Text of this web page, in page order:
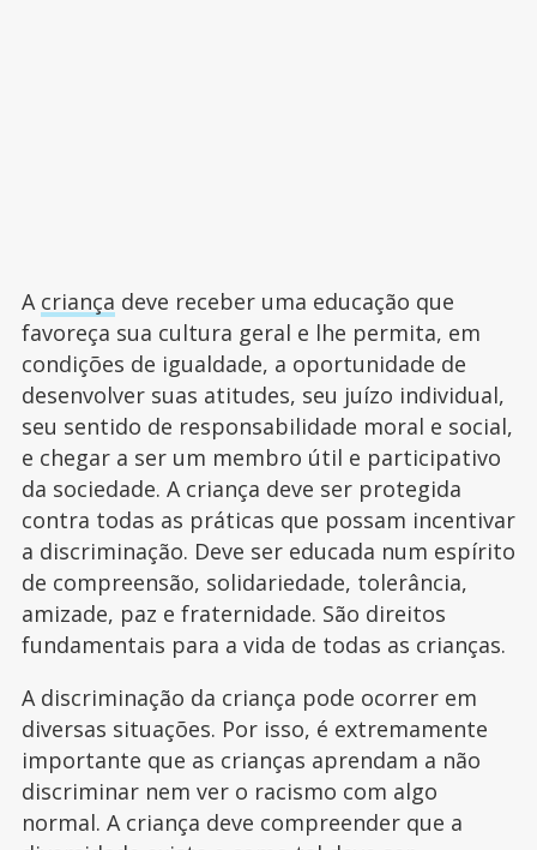
A criança deve receber uma educação que
favoreça sua cultura geral e lhe permita, em
condições de igualdade, a oportunidade de
desenvolver suas atitudes, seu juízo individual,
seu sentido de responsabilidade moral e social,
e chegar a ser um membro útil e participativo
da sociedade. A criança deve ser protegida
contra todas as práticas que possam incentivar
a discriminação. Deve ser educada num espírito
de compreensão, solidariedade, tolerância,
amizade, paz e fraternidade. São direitos
fundamentais para a vida de todas as crianças.
A discriminação da criança pode ocorrer em
diversas situações. Por isso, é extremamente
importante que as crianças aprendam a não
discriminar nem ver o racismo com algo
normal. A criança deve compreender que a